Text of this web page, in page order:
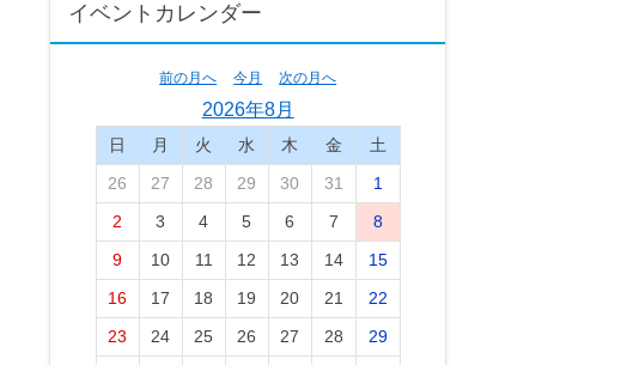
イベントカレンダー
前の月へ 今月 次の月へ
2026年8月
日 月 火 水 木 金
土
26
27 28 29 30 31
1
2
3 4 5 6 7
8
9
10 11 12 13 14
15
16
17 18 19 20 21
22
23
24 25 26 27 28
29